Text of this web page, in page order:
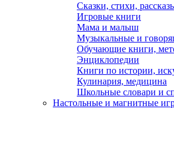
Сказки, стихи,
Игровые книги
Мама и малыш
Музыкальные и
Обучающие книги,
Энциклопедии
Книги по истории,
Кулинария, медицина
Школьные словари и
Настольные и магнитные